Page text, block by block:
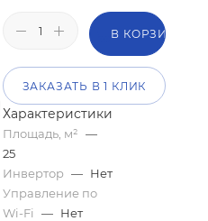
В КОРЗИНУ
ЗАКАЗАТЬ В 1 КЛИК
Характеристики
Площадь, м² —
25
Инвертор — Нет
Управление по
Wi-Fi
— Нет